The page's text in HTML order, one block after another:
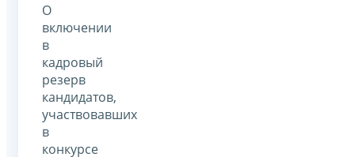
О
включении
в
кадровый
резерв
кандидатов,
участвовавших
в
конкурсе